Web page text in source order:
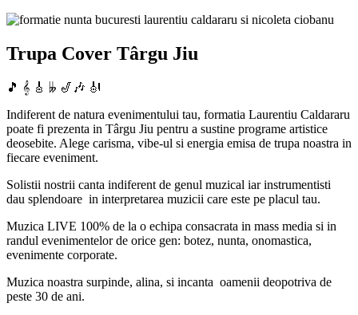
Trupa Cover Târgu Jiu
🎵 𝄞 🎸 𝄫 🎷🎶 🎻
Indiferent de natura evenimentului tau, formatia Laurentiu Caldararu
poate fi prezenta in Târgu Jiu pentru a sustine programe artistice
deosebite. Alege carisma, vibe-ul si energia emisa de trupa noastra in
fiecare eveniment.
Solistii nostrii canta indiferent de genul muzical iar instrumentisti
dau splendoare in interpretarea muzicii care este pe placul tau.
Muzica LIVE 100% de la o echipa consacrata in mass media si in
randul evenimentelor de orice gen: botez, nunta, onomastica,
evenimente corporate.
Muzica noastra surpinde, alina, si incanta oamenii deopotriva de
peste 30 de ani.